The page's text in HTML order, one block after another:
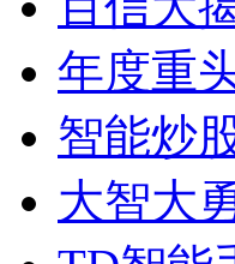
年度重
智能炒
大智大